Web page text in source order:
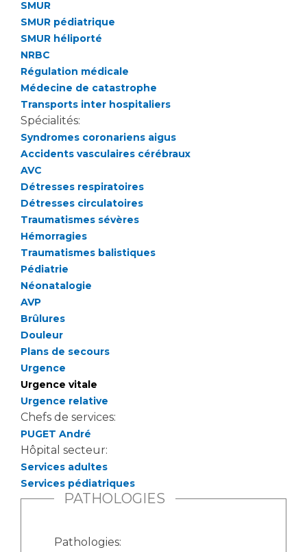
Salon des familles
Transports sanitaires
Vos droits, vos devoirs
Handicap
Handi 13
Pôle Médecine Physique et Réadaptation
Accueil sourds et malentendants
Charte Romain Jacob
Mouvement Parcours Handicap 13
Activité physique
Cancer
Médecine nucléaire
Maladies rares
Maternité Hôpital Nord
Vos représentants
Les structures de recherche
Écoles et Instituts de Formation
Plateforme des internes
Professionnels de santé
Adresser un patient
Réseaux de soins
Adresser un examen au Laboratoire de Biologie
Médicale
Radiologie / Imagerie
Cancérologie
Les pôles d'activité médicale
Adresser un examen au Laboratoire d'Infectiologie
Centres de référence Maladies Rares
Plateforme d'Expertise Maladies Rares
Presse / Multimédia
Communiqués de presse
Dossiers de presse
SMUR
SMUR pédiatrique
SMUR héliporté
NRBC
Régulation médicale
Médecine de catastrophe
Transports inter hospitaliers
Spécialités:
Syndromes coronariens aigus
Accidents vasculaires cérébraux
AVC
Détresses respiratoires
Détresses circulatoires
Traumatismes sévères
Hémorragies
Traumatismes balistiques
Pédiatrie
Néonatalogie
AVP
Brûlures
Douleur
Plans de secours
Urgence
Urgence vitale
Urgence relative
Chefs de services:
PUGET André
Hôpital secteur:
Services adultes
Services pédiatriques
PATHOLOGIES
Pathologies: